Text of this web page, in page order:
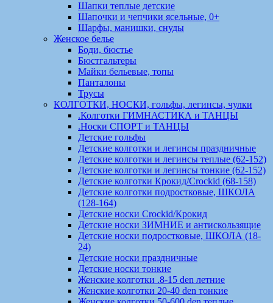
Шапки теплые детские
Шапочки и чепчики ясельные, 0+
Шарфы, манишки, снуды
Женское белье
Боди, бюстье
Бюстгальтеры
Майки бельевые, топы
Панталоны
Трусы
КОЛГОТКИ, НОСКИ, гольфы, легинсы, чулки
.Колготки ГИМНАСТИКА и ТАНЦЫ
.Носки СПОРТ и ТАНЦЫ
Детские гольфы
Детские колготки и легинсы праздничные
Детские колготки и легинсы теплые (62-152)
Детские колготки и легинсы тонкие (62-152)
Детские колготки Крокид/Crockid (68-158)
Детские колготки подростковые, ШКОЛА
(128-164)
Детские носки Crockid/Крокид
Детские носки ЗИМНИЕ и антискользящие
Детские носки подростковые, ШКОЛА (18-
24)
Детские носки праздничные
Детские носки тонкие
Женские колготки .8-15 den летние
Женские колготки 20-40 den тонкие